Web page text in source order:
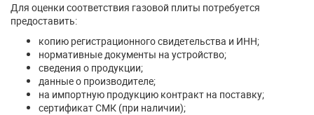
Для оценки соответствия газовой плиты потребуется
предоставить:
копию регистрационного свидетельства и ИНН;
нормативные документы на устройство;
сведения о продукции;
данные о производителе;
на импортную продукцию контракт на поставку;
сертификат СМК (при наличии);